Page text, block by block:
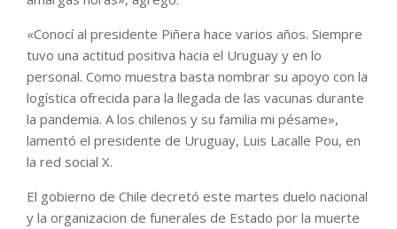
«Conocí al presidente Piñera hace varios años. Siempre
tuvo una actitud positiva hacia el Uruguay y en lo
personal. Como muestra basta nombrar su apoyo con la
logística ofrecida para la llegada de las vacunas durante
la pandemia. A los chilenos y su familia mi pésame»,
lamentó el presidente de Uruguay, Luis Lacalle Pou, en
la red social X.
El gobierno de Chile decretó este martes duelo nacional
y la organizacion de funerales de Estado por la muerte